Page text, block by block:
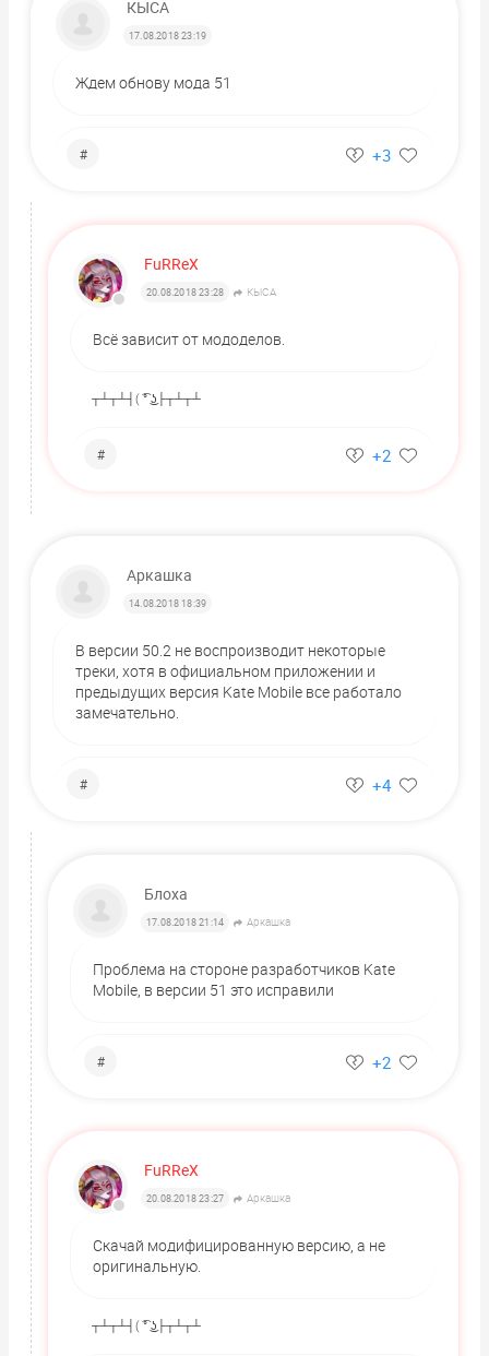
КЫСА
17.08.2018 23:19
Ждем обнову мода 51
# +3
FuRReX
20.08.2018 23:28 КЫСА
Всё зависит от мододелов.
┬┴┬┴┤( ͡° ͜ʖ├┬┴┬┴
# +2
Аркашка
14.08.2018 18:39
В версии 50.2 не воспроизводит некоторые
треки, хотя в официальном приложении и
предыдущих версия Kate Mobile все работало
замечательно.
# +4
Блоха
17.08.2018 21:14 Аркашка
Проблема на стороне разработчиков Kate
Mobile, в версии 51 это исправили
# +2
FuRReX
20.08.2018 23:27 Аркашка
Скачай модифицированную версию, а не
оригинальную.
┬┴┬┴┤( ͡° ͜ʖ├┬┴┬┴